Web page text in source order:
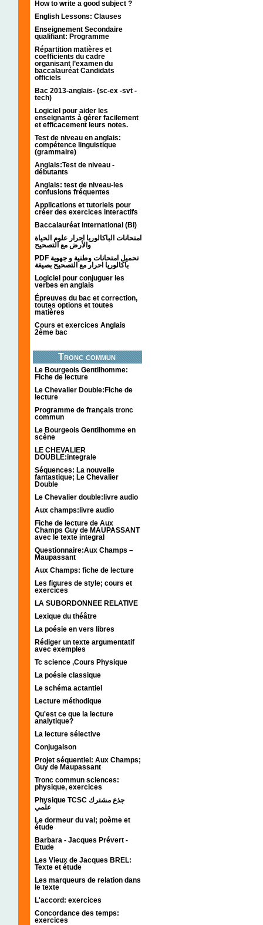
How to write a good subject ?
English Lessons: Clauses
Enseignement Secondaire
qualifiant: Programme
Répartition matières et
coefficients du cadre
organisant l’examen du
baccalauréat Candidats
officiels
Bac 2013-anglais- (sc-ex -svt -
tech)
Logiciel pour aider les
enseignants à gérer facilement
et efficacement leurs notes.
Test de niveau en anglais:
compétence linguistique
(grammaire)
Anglais:Test de niveau -
débutants
Anglais: test de niveau-les
confusions fréquentes
Applications et tutoriels pour
créer des exercices interactifs
Baccalauréat international (BI)
امتحانات الباكالوريا احرار علوم الحياة
والأرض مع التصحيح
PDF تحميل امتحانات وطنية و جهوية
باكالوريا احرار مع التصحيح بصيغة
Logiciel pour conjuguer les
verbes en anglais
Épreuves du bac et correction,
toutes options et toutes
matières
Cours et exercices Anglais
2ème bac
Tronc commun
Le Bourgeois Gentilhomme:
Fiche de lecture
Le Chevalier Double:Fiche de
lecture
Programme de français tronc
commun
Le Bourgeois Gentilhomme en
scène
LE CHEVALIER
DOUBLE:integrale
Séquences: La nouvelle
fantastique; Le Chevalier
Double
Le Chevalier double:livre audio
Aux champs:livre audio
Fiche de lecture de Aux
Champs Guy de MAUPASSANT
avec le texte integral
Questionnaire:Aux Champs –
Maupassant
Aux Champs: fiche de lecture
Les figures de style; cours et
exercices
LA SUBORDONNEE RELATIVE
Lexique du théâtre
La poésie en vers libres
Rédiger un texte argumentatif
avec exemples
Tc science ,Cours Physique
La poésie classique
Le schéma actantiel
Lecture méthodique
Qu'est ce que la lecture
analytique?
La lecture sélective
Conjugaison
Projet séquentiel: Aux Champs;
Guy de Maupassant
Tronc commun sciences:
physique, exercices
Physique TCSC جذع مشترك
علمي
Le dormeur du val; poème et
étude
Barbara - Jacques Prévert -
Etude
Les Vieux de Jacques BREL:
Texte et étude
Les marqueurs de relation dans
le texte
L'accord: exercices
Concordance des temps:
exercices